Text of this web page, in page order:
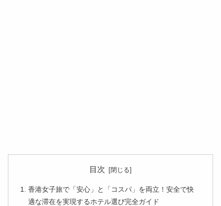
目次
香港女子旅で「安心」と「コスパ」を両立！安全で快
適な滞在を実現するホテル選び完全ガイド